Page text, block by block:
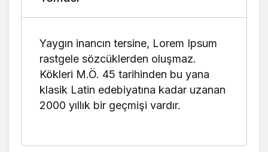
Yaygın inancın tersine, Lorem Ipsum
rastgele sözcüklerden oluşmaz.
Kökleri M.Ö. 45 tarihinden bu yana
klasik Latin edebiyatına kadar uzanan
2000 yıllık bir geçmişi vardır.